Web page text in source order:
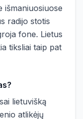
išmaniuosiuose
radijo stotis
fone. Lietus
tiksliai taip pat
lietuvišką
atlikėjų